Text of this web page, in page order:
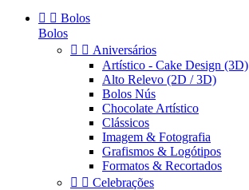
  Bolos
Bolos
  Aniversários
Artístico - Cake Design (3D)
Alto Relevo (2D / 3D)
Bolos Nús
Chocolate Artístico
Clássicos
Imagem & Fotografia
Grafismos & Logótipos
Formatos & Recortados
  Celebrações